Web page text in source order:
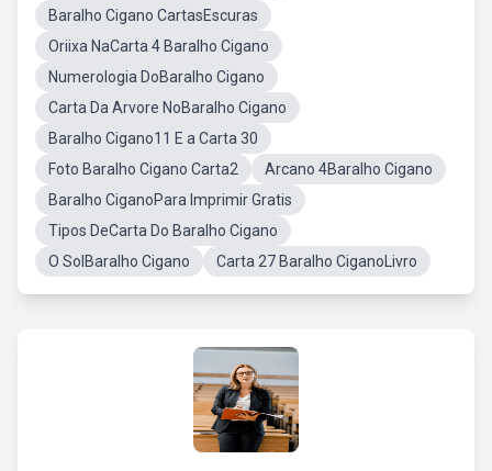
Baralho Cigano CartasEscuras
Oriixa NaCarta 4 Baralho Cigano
Numerologia DoBaralho Cigano
Carta Da Arvore NoBaralho Cigano
Baralho Cigano11 E a Carta 30
Foto Baralho Cigano Carta2
Arcano 4Baralho Cigano
Baralho CiganoPara Imprimir Gratis
Tipos DeCarta Do Baralho Cigano
O SolBaralho Cigano
Carta 27 Baralho CiganoLivro